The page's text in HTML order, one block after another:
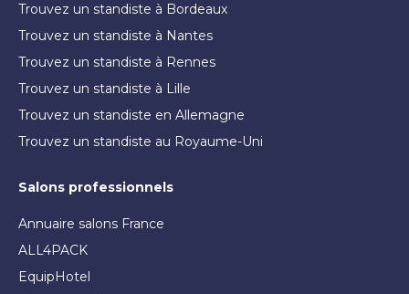
Trouvez un standiste à Bordeaux
Trouvez un standiste à Nantes
Trouvez un standiste à Rennes
Trouvez un standiste à Lille
Trouvez un standiste en Allemagne
Trouvez un standiste au Royaume-Uni
Salons professionnels
Annuaire salons France
ALL4PACK
EquipHotel